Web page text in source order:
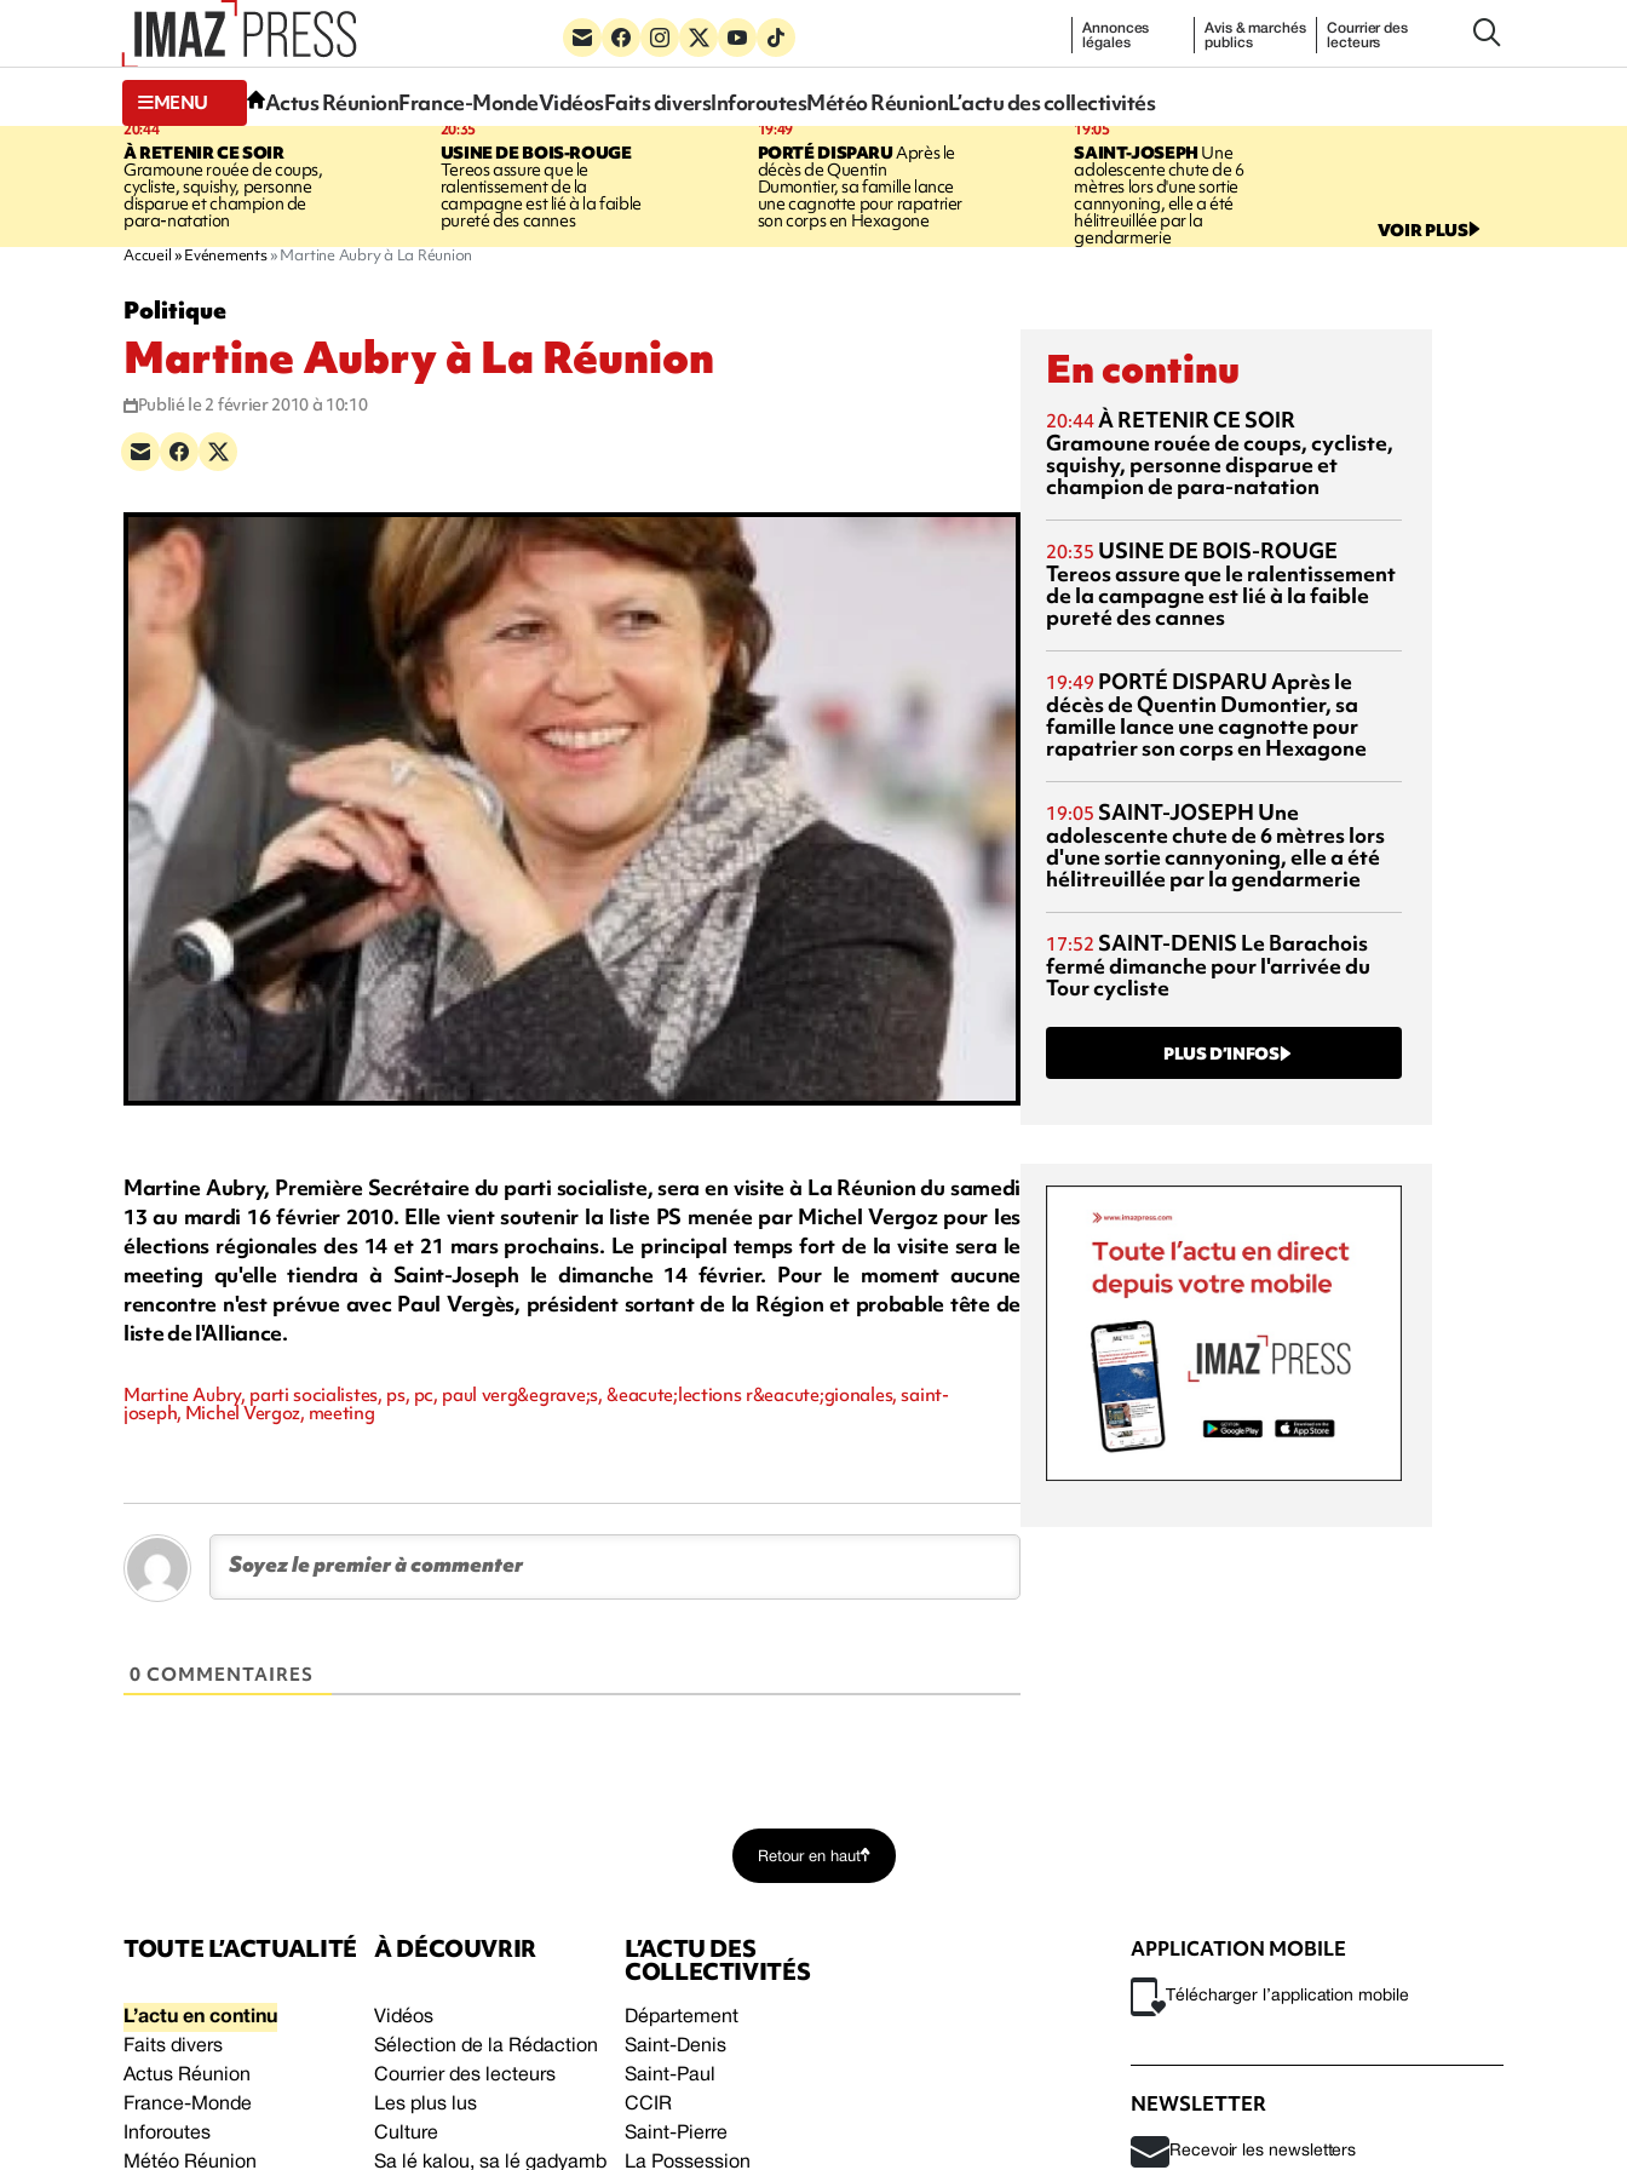
Annonces
légales
Avis & marchés
publics
Courrier des
lecteurs
MENU Actus RéunionFrance-MondeVidéosFaits diversInforoutesMétéo RéunionL’actu des collectivités
20:44
À RETENIR CE SOIR
Gramoune rouée de coups,
cycliste, squishy, personne
disparue et champion de
para-natation
20:35
USINE DE BOIS-ROUGE
Tereos assure que le
ralentissement de la
campagne est lié à la faible
pureté des cannes
19:49
PORTÉ DISPARUAprès le
décès de Quentin
Dumontier, sa famille lance
une cagnotte pour rapatrier
son corps en Hexagone
19:05
SAINT-JOSEPHUne
adolescente chute de 6
mètres lors d'une sortie
cannyoning, elle a été
hélitreuillée par la
gendarmerie VOIR PLUS
Accueil Evénements Martine Aubry à La Réunion
Politique
Martine Aubry à La Réunion
Publié le 2 février 2010 à 10:10
Martine Aubry, Première Secrétaire du parti socialiste, sera en visite à La Réunion du samedi
13 au mardi 16 février 2010. Elle vient soutenir la liste PS menée par Michel Vergoz pour les
élections régionales des 14 et 21 mars prochains. Le principal temps fort de la visite sera le
meeting qu'elle tiendra à Saint-Joseph le dimanche 14 février. Pour le moment aucune
rencontre n'est prévue avec Paul Vergès, président sortant de la Région et probable tête de
liste de l'Alliance.
Martine Aubry, parti socialistes, ps, pc, paul verg&egrave;s, &eacute;lections r&eacute;gionales, saint-
joseph, Michel Vergoz, meeting
0 COMMENTAIRES
En continu
20:44À RETENIR CE SOIR
Gramoune rouée de coups, cycliste,
squishy, personne disparue et
champion de para-natation
20:35 USINE DE BOIS-ROUGE
Tereos assure que le ralentissement
de la campagne est lié à la faible
pureté des cannes
19:49 PORTÉ DISPARUAprès le
décès de Quentin Dumontier, sa
famille lance une cagnotte pour
rapatrier son corps en Hexagone
19:05 SAINT-JOSEPH Une
adolescente chute de 6 mètres lors
d'une sortie cannyoning, elle a été
hélitreuillée par la gendarmerie
17:52 SAINT-DENIS Le Barachois
fermé dimanche pour l'arrivée du
Tour cycliste
PLUS D’INFOS
Retour en haut
TOUTE L’ACTUALITÉ
L’actu en continu
Faits divers
Actus Réunion
France-Monde
Inforoutes
Météo Réunion
À DÉCOUVRIR
Vidéos
Sélection de la Rédaction
Courrier des lecteurs
Les plus lus
Culture
Sa lé kalou, sa lé gadyamb
L’ACTU DES
COLLECTIVITÉS
Département
Saint-Denis
Saint-Paul
CCIR
Saint-Pierre
La Possession
APPLICATION MOBILE
Télécharger l’application mobile
NEWSLETTER
Recevoir les newsletters